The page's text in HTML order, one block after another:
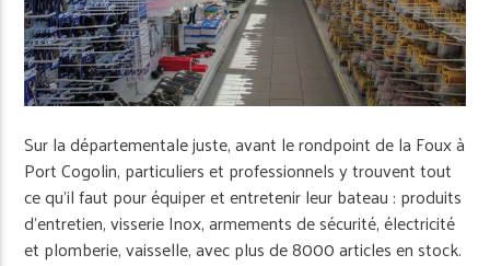
Sur la départementale juste, avant le rond­point de la Foux à
Port Cogolin, particuliers et professionnels y trouvent tout
ce qu’il faut pour équiper et entretenir leur bateau : produits
d’entretien, visserie Inox, armements de sécurité, électricité
et plomberie, vaisselle, avec plus de 8000 articles en stock.